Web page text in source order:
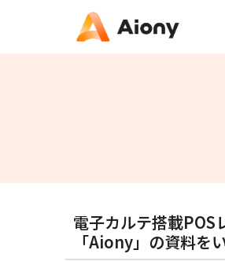
電子カルテ搭載POS
「Aiony」の資料を